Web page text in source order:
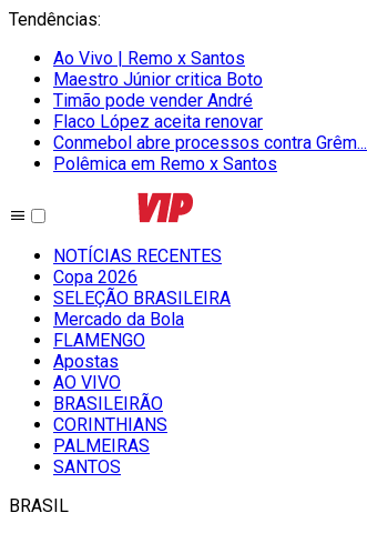
Tendências:
Ao Vivo | Remo x Santos
Maestro Júnior critica Boto
Timão pode vender André
Flaco López aceita renovar
Conmebol abre processos contra Grêm...
Polêmica em Remo x Santos
NOTÍCIAS RECENTES
Copa 2026
SELEÇÃO BRASILEIRA
Mercado da Bola
FLAMENGO
Apostas
AO VIVO
BRASILEIRÃO
CORINTHIANS
PALMEIRAS
SANTOS
BRASIL